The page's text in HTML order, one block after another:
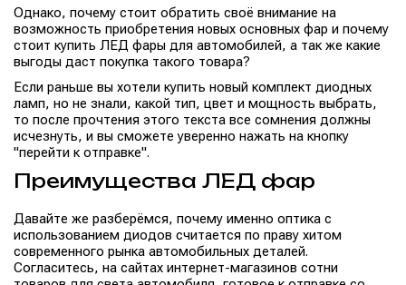
Однако, почему стоит обратить своё внимание на
возможность приобретения новых основных фар и почему
стоит купить ЛЕД фары для автомобилей, а так же какие
выгоды даст покупка такого товара?
Если раньше вы хотели купить новый комплект диодных
ламп, но не знали, какой тип, цвет и мощность выбрать,
то после прочтения этого текста все сомнения должны
исчезнуть, и вы сможете уверенно нажать на кнопку
"перейти к отправке".
Преимущества ЛЕД фар
Давайте же разберёмся, почему именно оптика с
использованием диодов считается по праву хитом
современного рынка автомобильных деталей.
Согласитесь, на сайтах интернет-магазинов сотни